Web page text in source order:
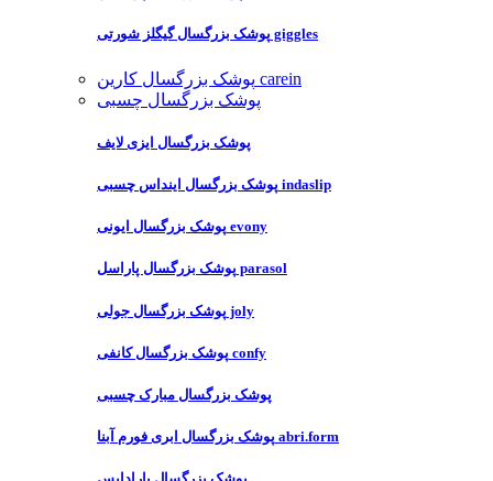
پوشک بزرگسال گیگلز شورتی giggles
پوشک بزرگسال کارین carein
پوشک بزرگسال چسبی
پوشک بزرگسال ایزی لایف
پوشک بزرگسال اینداس چسبی indaslip
پوشک بزرگسال ایونی evony
پوشک بزرگسال پاراسل parasol
پوشک بزرگسال جولی joly
پوشک بزرگسال کانفی confy
پوشک بزرگسال مبارک چسبی
پوشک بزرگسال ابری فورم آبنا abri.form